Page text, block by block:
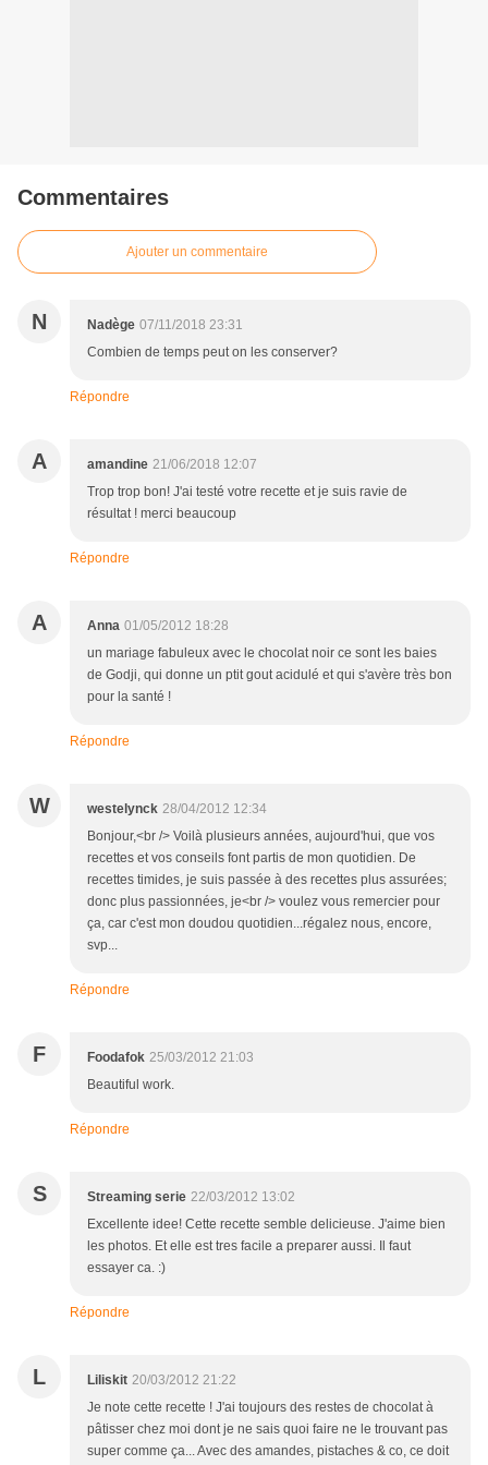
Commentaires
Ajouter un commentaire
N Nadège 07/11/2018 23:31
Combien de temps peut on les conserver?
Répondre
A amandine 21/06/2018 12:07
Trop trop bon! J'ai testé votre recette et je suis ravie de
résultat ! merci beaucoup
Répondre
A Anna 01/05/2012 18:28
un mariage fabuleux avec le chocolat noir ce sont les baies
de Godji, qui donne un ptit gout acidulé et qui s'avère très bon
pour la santé !
Répondre
W westelynck 28/04/2012 12:34
Bonjour,<br /> Voilà plusieurs années, aujourd'hui, que vos
recettes et vos conseils font partis de mon quotidien. De
recettes timides, je suis passée à des recettes plus assurées;
donc plus passionnées, je<br /> voulez vous remercier pour
ça, car c'est mon doudou quotidien...régalez nous, encore,
svp...
Répondre
F Foodafok 25/03/2012 21:03
Beautiful work.
Répondre
S Streaming serie 22/03/2012 13:02
Excellente idee! Cette recette semble delicieuse. J'aime bien
les photos. Et elle est tres facile a preparer aussi. Il faut
essayer ca. :)
Répondre
L Liliskit 20/03/2012 21:22
Je note cette recette ! J'ai toujours des restes de chocolat à
pâtisser chez moi dont je ne sais quoi faire ne le trouvant pas
super comme ça... Avec des amandes, pistaches & co, ce doit